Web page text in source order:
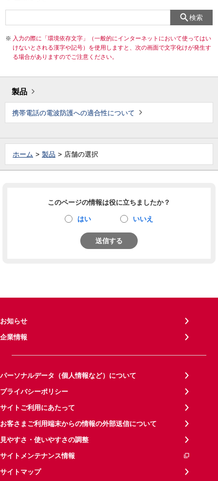
検索
入力の際に「環境依存文字」（一般的にインターネットにおいて使ってはい
けないとされる漢字や記号）を使用しますと、次の画面で文字化けが発生す
る場合がありますのでご注意ください。
製品
携帯電話の電波防護への適合性について
ホーム 製品 店舗の選択
このページの情報は役に立ちましたか？
はい いいえ
送信する
お知らせ
企業情報
パーソナルデータ（個人情報など）について
プライバシーポリシー
サイトご利用にあたって
お客さまご利用端末からの情報の外部送信について
見やすさ・使いやすさの調整
サイトメンテナンス情報
サイトマップ